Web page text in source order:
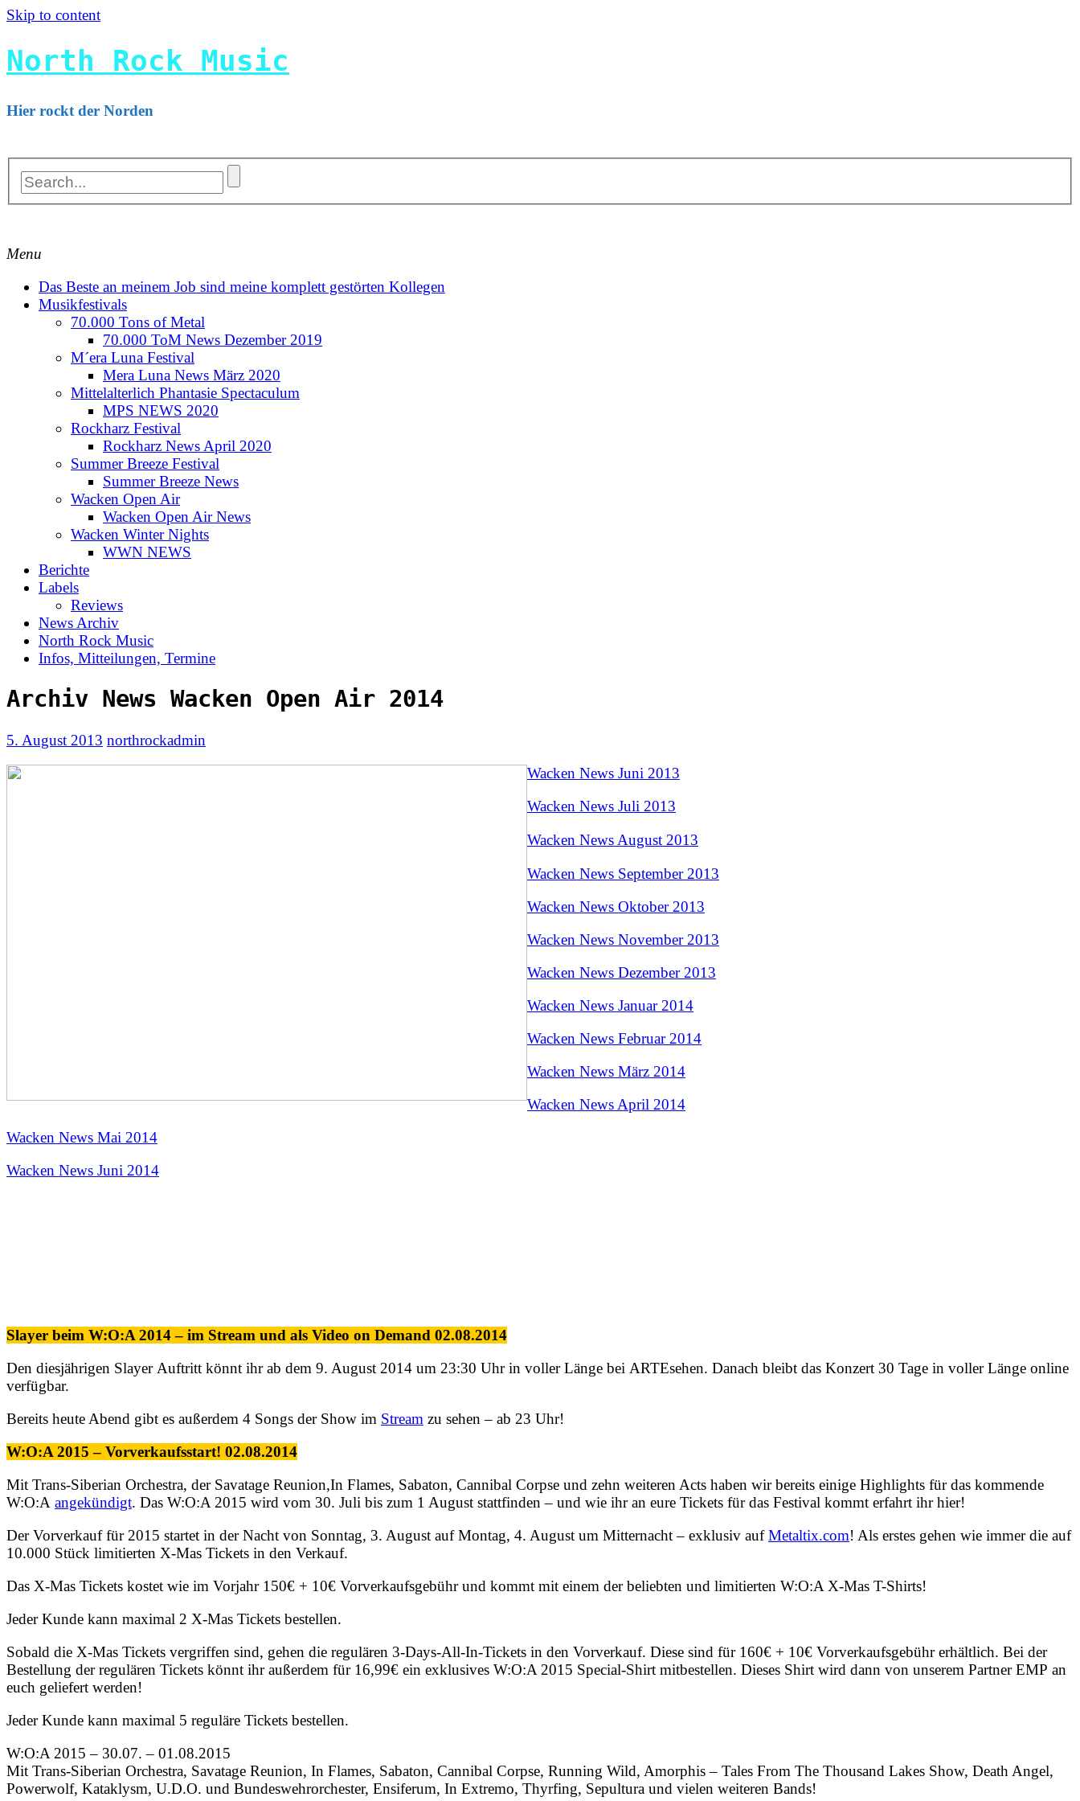
Skip to content
North Rock Music
Hier rockt der Norden
Menu
Das Beste an meinem Job sind meine komplett gestörten Kollegen
Musikfestivals
70.000 Tons of Metal
70.000 ToM News Dezember 2019
M´era Luna Festival
Mera Luna News März 2020
Mittelalterlich Phantasie Spectaculum
MPS NEWS 2020
Rockharz Festival
Rockharz News April 2020
Summer Breeze Festival
Summer Breeze News
Wacken Open Air
Wacken Open Air News
Wacken Winter Nights
WWN NEWS
Berichte
Labels
Reviews
News Archiv
North Rock Music
Infos, Mitteilungen, Termine
Archiv News Wacken Open Air 2014
5. August 2013 northrockadmin
Wacken News Juni 2013
Wacken News Juli 2013
Wacken News August 2013
Wacken News September 2013
Wacken News Oktober 2013
Wacken News November 2013
Wacken News Dezember 2013
Wacken News Januar 2014
Wacken News Februar 2014
Wacken News März 2014
Wacken News April 2014
Wacken News Mai 2014
Wacken News Juni 2014
Slayer beim W:O:A 2014 – im Stream und als Video on Demand 02.08.2014
Den diesjährigen Slayer Auftritt könnt ihr ab dem 9. August 2014 um 23:30 Uhr in voller Länge bei ARTEsehen. Danach bleibt das Konzert 30 Tage in voller Länge online
verfügbar.
Bereits heute Abend gibt es außerdem 4 Songs der Show im Stream zu sehen – ab 23 Uhr!
W:O:A 2015 – Vorverkaufsstart! 02.08.2014
Mit Trans-Siberian Orchestra, der Savatage Reunion,In Flames, Sabaton, Cannibal Corpse und zehn weiteren Acts haben wir bereits einige Highlights für das kommende
W:O:A angekündigt. Das W:O:A 2015 wird vom 30. Juli bis zum 1 August stattfinden – und wie ihr an eure Tickets für das Festival kommt erfahrt ihr hier!
Der Vorverkauf für 2015 startet in der Nacht von Sonntag, 3. August auf Montag, 4. August um Mitternacht – exklusiv aufMetaltix.com! Als erstes gehen wie immer die auf
10.000 Stück limitierten X-Mas Tickets in den Verkauf.
Das X-Mas Tickets kostet wie im Vorjahr 150€ + 10€ Vorverkaufsgebühr und kommt mit einem der beliebten und limitierten W:O:A X-Mas T-Shirts!
Jeder Kunde kann maximal 2 X-Mas Tickets bestellen.
Sobald die X-Mas Tickets vergriffen sind, gehen die regulären 3-Days-All-In-Tickets in den Vorverkauf. Diese sind für 160€ + 10€ Vorverkaufsgebühr erhältlich. Bei der
Bestellung der regulären Tickets könnt ihr außerdem für 16,99€ ein exklusives W:O:A 2015 Special-Shirt mitbestellen. Dieses Shirt wird dann von unserem Partner EMP an
euch geliefert werden!
Jeder Kunde kann maximal 5 reguläre Tickets bestellen.
W:O:A 2015 – 30.07. – 01.08.2015
Mit Trans-Siberian Orchestra, Savatage Reunion, In Flames, Sabaton, Cannibal Corpse, Running Wild, Amorphis – Tales From The Thousand Lakes Show, Death Angel,
Powerwolf, Kataklysm, U.D.O. und Bundeswehrorchester, Ensiferum, In Extremo, Thyrfing, Sepultura und vielen weiteren Bands!